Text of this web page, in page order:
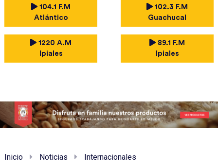
104.1 F.M
Atlántico
102.3 F.M
Guachucal
1220 A.M
Ipiales
89.1 F.M
Ipiales
Inicio Noticias Internacionales